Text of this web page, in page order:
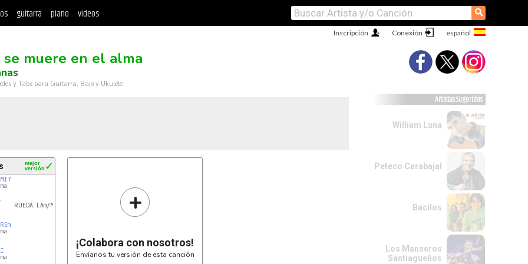
guitarra piano videos ⚲
Conexión
Inscripción
muere en el alma
y Tabs para Guitarra, Bajo y Ukulele
✓
mejor
versión
MI7
REm
+
¡Colabora con nosotros!
Envíanos tu versión de esta canción
Artistas Sugeridos
William Luna
Peteco Carabajal
Bacilos
Los Manseros
Santiagueños